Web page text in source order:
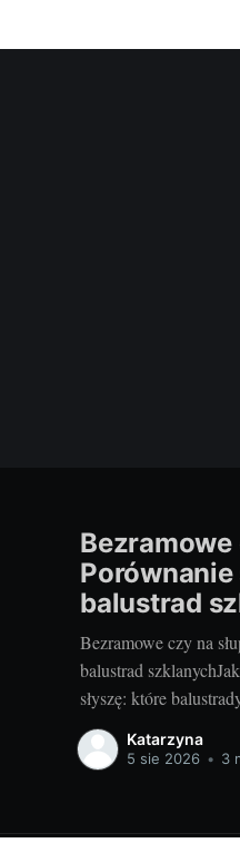
Bezramowe
balustrad
Bezramowe czy na
balustrad
słyszę: które
na słupkach? Oba
i podnieść wartość
w domach,
Katarzyna
5 sie 2026 • 3